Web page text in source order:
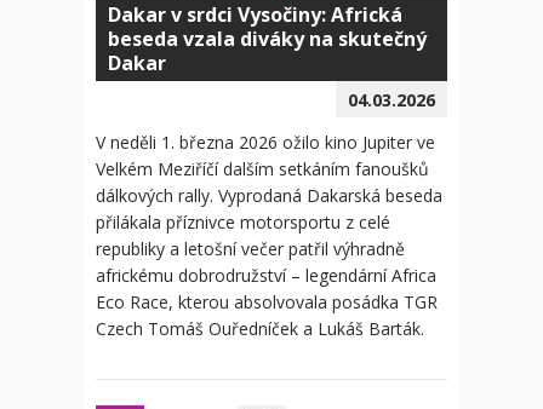
Dakar v srdci Vysočiny: Africká
beseda vzala diváky na skutečný
Dakar
04.03.2026
V neděli 1. března 2026 ožilo kino Jupiter ve
Velkém Meziříčí dalším setkáním fanoušků
dálkových rally. Vyprodaná Dakarská beseda
přilákala příznivce motorsportu z celé
republiky a letošní večer patřil výhradně
africkému dobrodružství – legendární Africa
Eco Race, kterou absolvovala posádka TGR
Czech Tomáš Ouředníček a Lukáš Barták.